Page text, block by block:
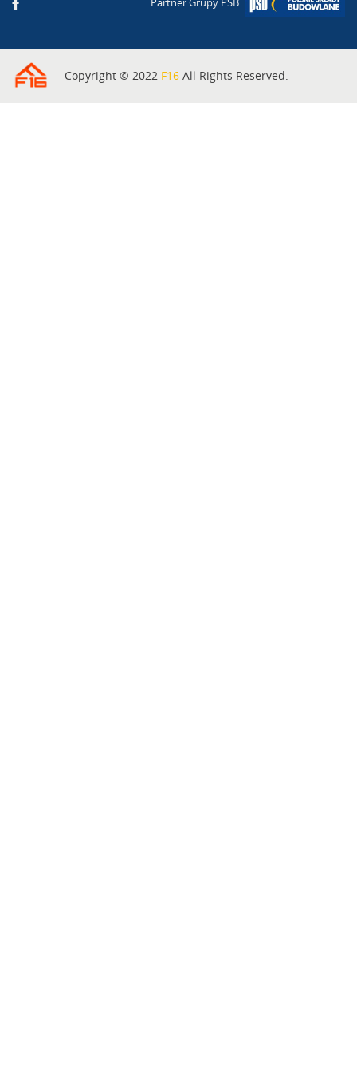
Copyright © 2022 F16 All Rights Reserved.